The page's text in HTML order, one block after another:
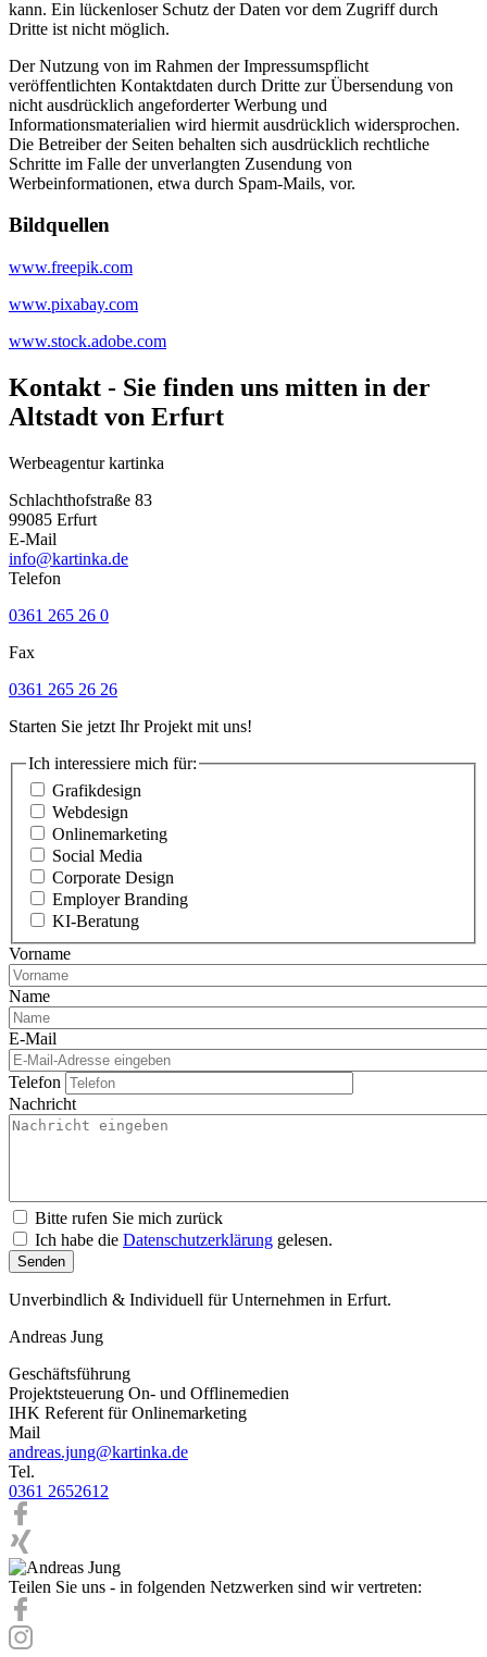
kann. Ein lückenloser Schutz der Daten vor dem Zugriff durch
Dritte ist nicht möglich.
Der Nutzung von im Rahmen der Impressumspflicht
veröffentlichten Kontaktdaten durch Dritte zur Übersendung von
nicht ausdrücklich angeforderter Werbung und
Informationsmaterialien wird hiermit ausdrücklich widersprochen.
Die Betreiber der Seiten behalten sich ausdrücklich rechtliche
Schritte im Falle der unverlangten Zusendung von
Werbeinformationen, etwa durch Spam-Mails, vor.
Bildquellen
www.freepik.com
www.pixabay.com
www.stock.adobe.com
Kontakt - Sie finden uns mitten in der
Altstadt von Erfurt
Werbeagentur kartinka
Schlachthofstraße 83
99085 Erfurt
E-Mail
info@kartinka.de
Telefon
0361 265 26 0
Fax
0361 265 26 26
Starten Sie jetzt Ihr Projekt mit uns!
Ich interessiere mich für:
Grafikdesign
Webdesign
Onlinemarketing
Social Media
Corporate Design
Employer Branding
KI-Beratung
Vorname
Name
E-Mail
Telefon
Nachricht
Bitte rufen Sie mich zurück
Ich habe die Datenschutzerklärung gelesen.
Unverbindlich & Individuell für Unternehmen in Erfurt.
Andreas Jung
Geschäftsführung
Projektsteuerung On- und Offlinemedien
IHK Referent für Onlinemarketing
Mail
andreas.jung@kartinka.de
Tel.
0361 2652612
Teilen Sie uns - in folgenden Netzwerken sind wir vertreten: